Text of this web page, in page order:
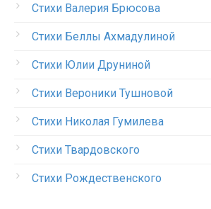
Стихи Валерия Брюсова
Стихи Беллы Ахмадулиной
Стихи Юлии Друниной
Стихи Вероники Тушновой
Стихи Николая Гумилева
Стихи Твардовского
Стихи Рождественского